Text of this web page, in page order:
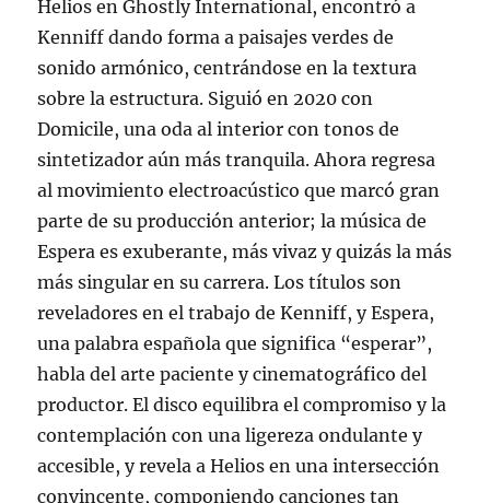
Helios en Ghostly International, encontró a
Kenniff dando forma a paisajes verdes de
sonido armónico, centrándose en la textura
sobre la estructura. Siguió en 2020 con
Domicile, una oda al interior con tonos de
sintetizador aún más tranquila. Ahora regresa
al movimiento electroacústico que marcó gran
parte de su producción anterior; la música de
Espera es exuberante, más vivaz y quizás la más
más singular en su carrera. Los títulos son
reveladores en el trabajo de Kenniff, y Espera,
una palabra española que significa “esperar”,
habla del arte paciente y cinematográfico del
productor. El disco equilibra el compromiso y la
contemplación con una ligereza ondulante y
accesible, y revela a Helios en una intersección
convincente, componiendo canciones tan